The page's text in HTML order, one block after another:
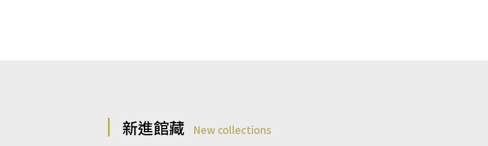
新進館藏 New collections